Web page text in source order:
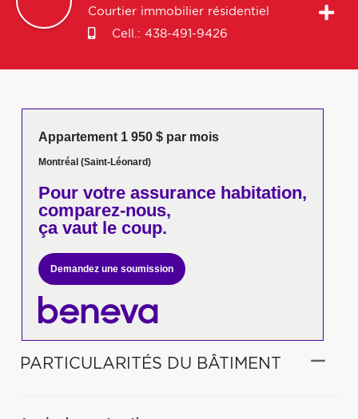
Courtier immobilier résidentiel
Cell.: 438-491-9426
Appartement 1 950 $ par mois
Montréal (Saint-Léonard)
Pour votreassurance habitation,
comparez-nous,
ça vaut le coup.
Demandez une soumission
PARTICULARITÉS DU BÂTIMENT